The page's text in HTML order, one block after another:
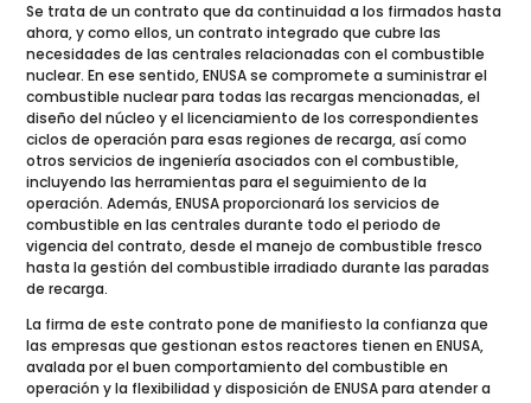
Se trata de un contrato que da continuidad a los firmados hasta
ahora, y como ellos, un contrato integrado que cubre las
necesidades de las centrales relacionadas con el combustible
nuclear. En ese sentido, ENUSA se compromete a suministrar el
combustible nuclear para todas las recargas mencionadas, el
diseño del núcleo y el licenciamiento de los correspondientes
ciclos de operación para esas regiones de recarga, así como
otros servicios de ingeniería asociados con el combustible,
incluyendo las herramientas para el seguimiento de la
operación. Además, ENUSA proporcionará los servicios de
combustible en las centrales durante todo el periodo de
vigencia del contrato, desde el manejo de combustible fresco
hasta la gestión del combustible irradiado durante las paradas
de recarga.
La firma de este contrato pone de manifiesto la confianza que
las empresas que gestionan estos reactores tienen en ENUSA,
avalada por el buen comportamiento del combustible en
operación y la flexibilidad y disposición de ENUSA para atender a